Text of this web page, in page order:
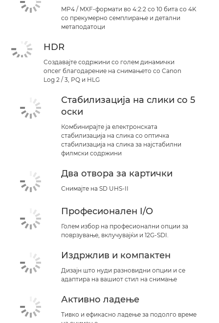
MP4 / MXF-формати во 4:2:2 со 10 бита со 4K
со прекумерно семплирање и детални
метаподатоци
HDR
Создавајте содржини со голем динамички
опсег благодарение на снимањето со Canon
Log 2 / 3, PQ и HLG
Стабилизација на слики со 5
оски
Комбинирајте ја електронската
стабилизација на слика со оптичка
стабилизација на слика за најстабилни
филмски содржини
Два отвора за картички
Снимајте на SD UHS-II
Професионален I/O
Голем избор на професионални опции за
поврзување, вклучувајќи и 12G-SDI.
Издржлив и компактен
Дизајн што нуди разновидни опции и се
адаптира на вашиот стил на снимање
Активно ладење
Тивко и ефикасно ладење за подолго време